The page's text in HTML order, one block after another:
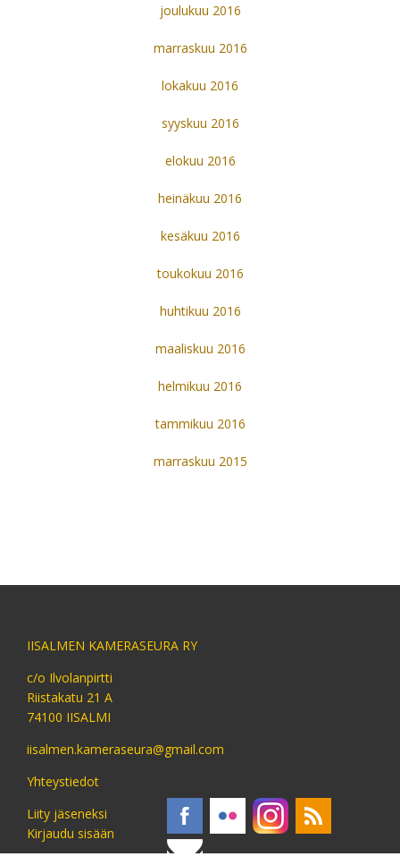
joulukuu 2016
marraskuu 2016
lokakuu 2016
syyskuu 2016
elokuu 2016
heinäkuu 2016
kesäkuu 2016
toukokuu 2016
huhtikuu 2016
maaliskuu 2016
helmikuu 2016
tammikuu 2016
marraskuu 2015
IISALMEN KAMERASEURA RY
c/o Ilvolanpirtti
Riistakatu 21 A
74100 IISALMI
iisalmen.kameraseura@gmail.com
Yhteystiedot
Liity jäseneksi
Kirjaudu sisään